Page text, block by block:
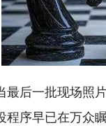
最后一批现场照
程序早已在万众